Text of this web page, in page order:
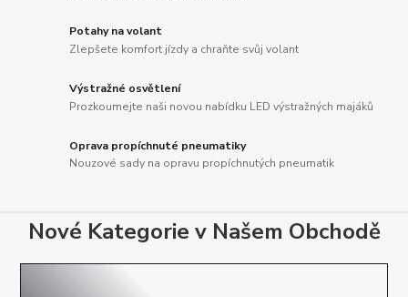
Potahy na volant
Zlepšete komfort jízdy a chraňte svůj volant
Výstražné osvětlení
Prozkoumejte naši novou nabídku LED výstražných majáků
Oprava propíchnuté pneumatiky
Nouzové sady na opravu propíchnutých pneumatik
Nové Kategorie v Našem Obchodě